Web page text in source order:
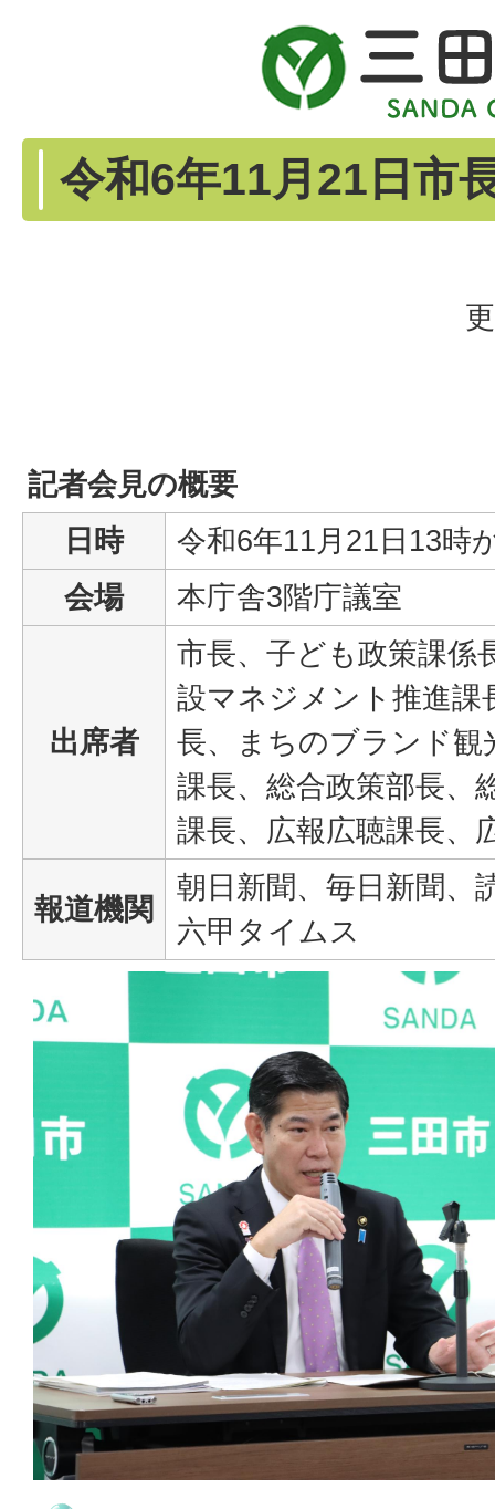
令和6年11月21日市
記者会見の概要
日時
令和6年11月21日13時
会場
本庁舎3階庁議室
出席者
市長、子ども政策課係
設マネジメント推進課
長、まちのブランド観
課長、総合政策部長、
課長、広報広聴課長、
報道機関
朝日新聞、毎日新聞、
六甲タイムス